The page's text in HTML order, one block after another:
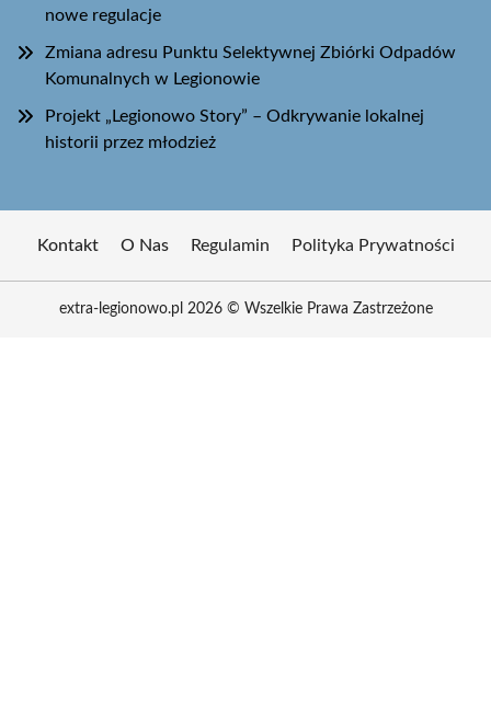
nowe regulacje
Zmiana adresu Punktu Selektywnej Zbiórki Odpadów
Komunalnych w Legionowie
Projekt „Legionowo Story” – Odkrywanie lokalnej
historii przez młodzież
Kontakt O Nas Regulamin Polityka Prywatności
extra-legionowo.pl 2026 © Wszelkie Prawa Zastrzeżone